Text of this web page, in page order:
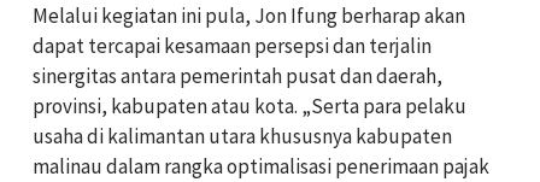
Melalui kegiatan ini pula, Jon Ifung berharap akan
dapat tercapai kesamaan persepsi dan terjalin
sinergitas antara pemerintah pusat dan daerah,
provinsi, kabupaten atau kota. „Serta para pelaku
usaha di kalimantan utara khususnya kabupaten
malinau dalam rangka optimalisasi penerimaan pajak